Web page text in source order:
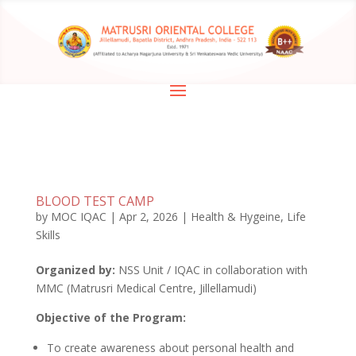
BLOOD TEST CAMP
by MOC IQAC | Apr 2, 2026 | Health & Hygeine, Life
Skills
Organized by: NSS Unit / IQAC in collaboration with
MMC (Matrusri Medical Centre, Jillellamudi)
Objective of the Program:
To create awareness about personal health and